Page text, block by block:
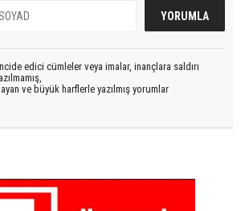
edici cümleler veya imalar, inançlara saldırı
ve büyük harflerle yazılmış yorumlar